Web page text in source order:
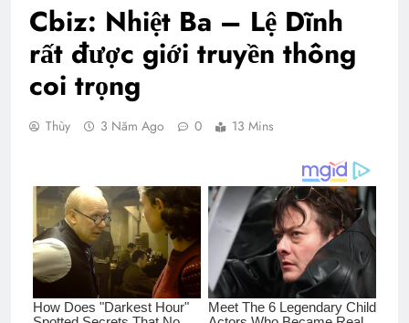
Cbiz: Nhiệt Ba – Lệ Dĩnh
rất được giới truyền thông
coi trọng
Thùy 3 Năm Ago 0 13 Mins